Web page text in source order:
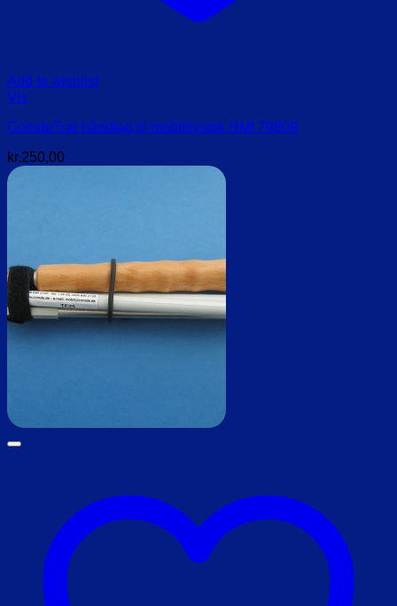
Add to wishlist
Vis
ComdeTræ håndtag til mobilitystok HMI 79809
kr.250,00